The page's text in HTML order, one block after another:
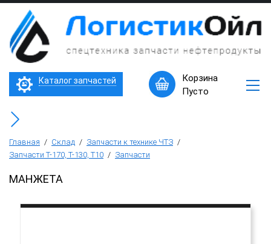
Бульдозер Б11
×
Каталог запчастей
Корзина
Пусто
Главная / Склад / Запчасти к технике ЧТЗ /
Запчасти Т-170, Т-130, Т10 / Запчасти
МАНЖЕТА
Запчасти
технике
ЧТЗ
Машины
Горячее
предложение